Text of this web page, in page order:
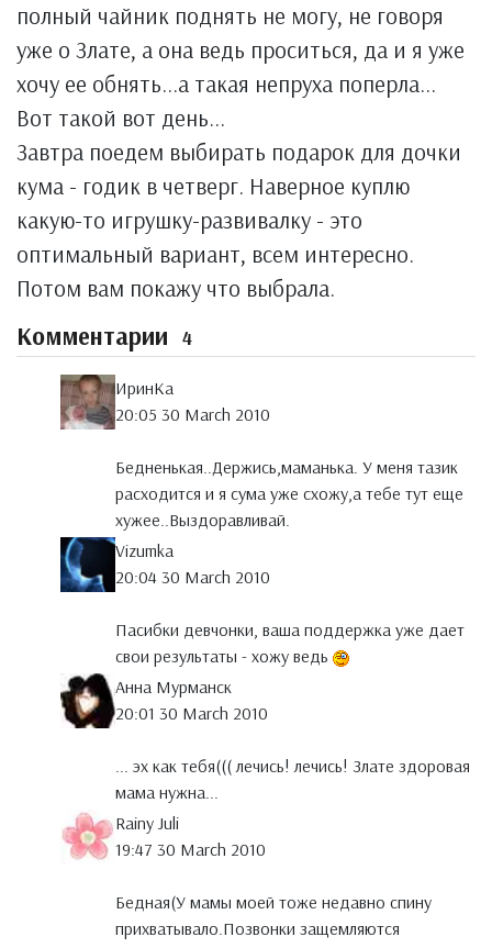
полный чайник поднять не могу, не говоря
уже о Злате, а она ведь проситься, да и я уже
хочу ее обнять...а такая непруха поперла...
Вот такой вот день...
Завтра поедем выбирать подарок для дочки
кума - годик в четверг. Наверное куплю
какую-то игрушку-развивалку - это
оптимальный вариант, всем интересно.
Потом вам покажу что выбрала.
Комментарии 4
ИринКа
20:05 30 March 2010
Бедненькая..Держись,маманька. У меня тазик
расходится и я сума уже схожу,а тебе тут еще
хужее..Выздоравливай.
Vizumka
20:04 30 March 2010
Пасибки девчонки, ваша поддержка уже дает
свои результаты - хожу ведь
Анна Мурманск
20:01 30 March 2010
... эх как тебя((( лечись! лечись! Злате здоровая
мама нужна...
Rainy Juli
19:47 30 March 2010
Бедная(У мамы моей тоже недавно спину
прихватывало.Позвонки защемляются